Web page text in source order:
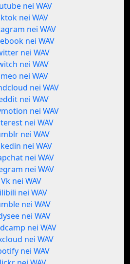
nei WAV
nei WAV
nei WAV
nei WAV
nei WAV
nei WAV
nei WAV
nei WAV
nei WAV
nei WAV
nei WAV
nei WAV
nei WAV
nei WAV
nei WAV
Vk nei WAV
nei WAV
nei WAV
nei WAV
nei WAV
nei WAV
nei WAV